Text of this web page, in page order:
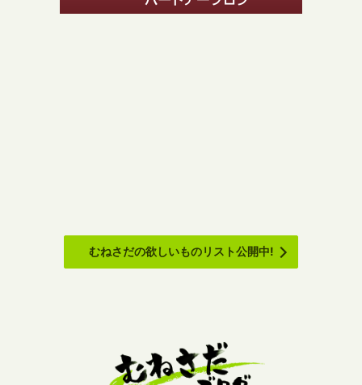
むねさだの欲しいものリスト公開中!